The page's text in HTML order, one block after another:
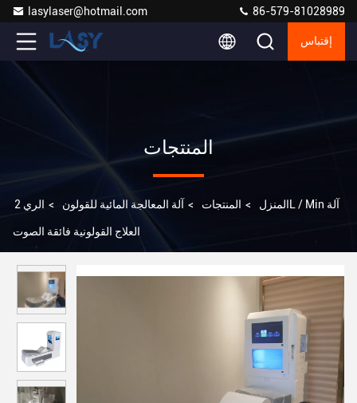
lasylaser@hotmail.com 86-579-81028989
إقتباس
المنتجات
المنزل > المنتجات > آلة المعالجة المائية للقولون > الري 2L / Min آلة
العلاج القولونية فائقة الصوت